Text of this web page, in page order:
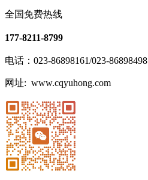
全国免费热线
177-8211-8799
电话：023-86898161/023-86898498
网址: www.cqyuhong.com